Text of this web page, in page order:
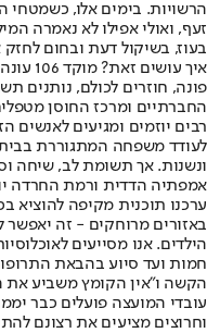
הרשויות. בימים אלו, כשמטחי
זעף, ואולי אפילו לא נאמרה
בעוז, בשיקול דעת ובחום
פונה, חוזרים לכולם, נותנים
החברתיים ומרכז החוסן
רבים יוזמים ומגיעים לאנשים
לעודד משפחה המתגוררת
ונשנות. אך תשומת לב, שיחה
אמפתיה הדדית ורמת החרדה
ערכנו תוכנית מקיפה להוציא
באזורים מרוחקים - זה יאפשר
הילדים. אנו מסייעים
חמות ועד סיוע בהבאת
הקשה ו"אין הקומץ משביע את
עובדי המועצה פועלים כבר
וחרוצים מציעים את רצונם